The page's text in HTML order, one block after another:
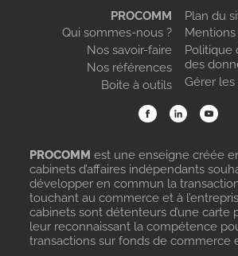
PROCOMM
Qui sommes-nous ?
Nos savoir-faire
Nos références
Boite à outils
Plan du
Politique
des
Gérer
PROCOMM est une enseigne créée
cabinets d’affaires indépendants
développer en commun la
touchant au commerce et à
cabinets sont détenteurs d’une carte
leur reconnaissant la compétence
transactions sur fonds de commerce